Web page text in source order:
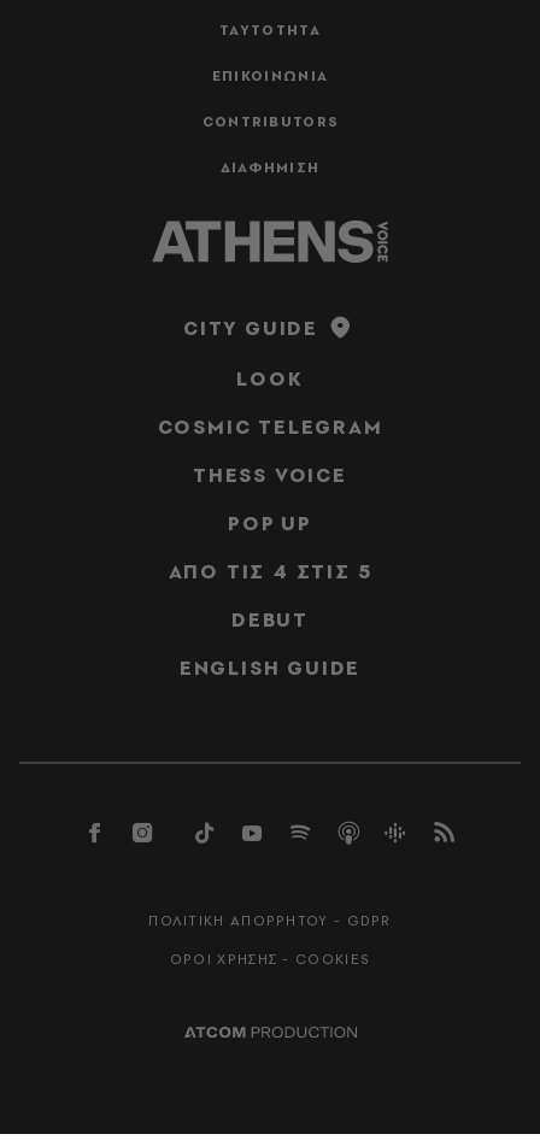
ΤΑΥΤΟΤΗΤΑ
ΕΠΙΚΟΙΝΩΝΙΑ
CONTRIBUTORS
ΔΙΑΦΗΜΙΣΗ
CITY GUIDE
LOOK
COSMIC TELEGRAM
THESS VOICE
POP UP
ΑΠΟ ΤΙΣ 4 ΣΤΙΣ 5
DEBUT
ENGLISH GUIDE
ΠΟΛΙΤΙΚΗ ΑΠΟΡΡΗΤΟΥ - GDPR
ΟΡΟΙ ΧΡΗΣΗΣ - COOKIES